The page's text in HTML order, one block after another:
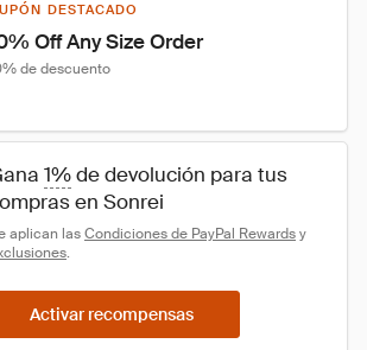
DESTACADO
Off Any Size Order
de descuento
1% de devolución para tus
en Sonrei
aplican las Condiciones de PayPal Rewards y
.
Activar recompensas